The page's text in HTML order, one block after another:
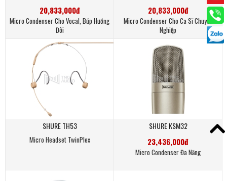
20,833,000đ
Micro Condenser Cho Vocal, Búp Hướng
Đôi
20,833,000đ
Micro Condenser Cho Ca Sĩ Chuyên
Nghiệp
SHURE TH53
Micro Headset TwinPlex
SHURE KSM32
23,436,000đ
Micro Condenser Đa Năng